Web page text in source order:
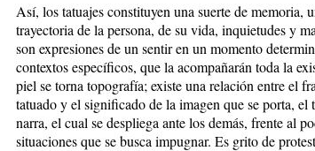
Así, los tatuajes constituyen una suerte de memoria,
trayectoria de la persona, de su vida, inquietudes y
son expresiones de un sentir en un momento
contextos específicos, que la acompañarán toda la
piel se torna topografía; existe una relación entre el
tatuado y el significado de la imagen que se porta, el
narra, el cual se despliega ante los demás, frente al
situaciones que se busca impugnar. Es grito de